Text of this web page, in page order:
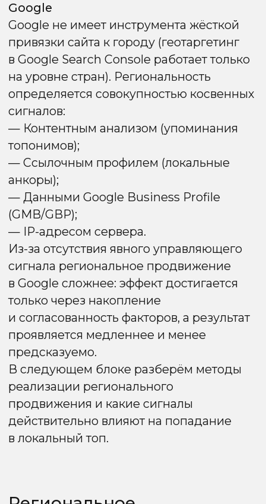
При продвижении по всей стране важно
не указывать конкретные города и не
смешивать несколько локаций в
контенте. Иначе поисковые системы
теряют понимание географической
принадлежности сайта, что ухудшает его
отдельным локациям.
Применимость:
— Крупные бренды,
— Уникальные ниши с низкой
конкуренцией,
— Федеральные проекты без
жесткой локальной привязки.
Преимущества Недостатки
необходимости
дополнительный
бюджет на
продвижение
региональная
расходуется на
один ресурс
эффективен
только на
дистанции
индексацией
сайта
сильно зависит
от конкуренции
Метод 2. Региональные
посадочные страницы. Они включают